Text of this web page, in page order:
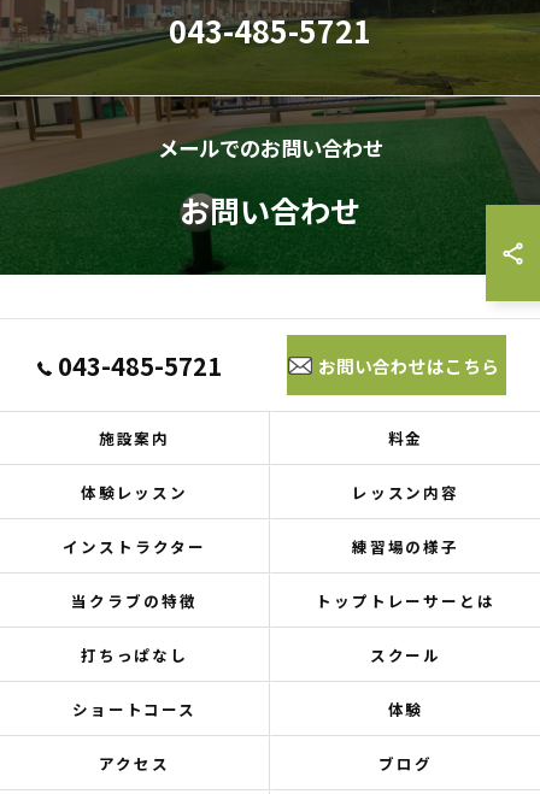
043-485-5721
メールでのお問い合わせ
お問い合わせ
043-485-5721 お問い合わせはこちら
施設案内 料金
体験レッスン レッスン内容
インストラクター 練習場の様子
当クラブの特徴 トップトレーサーとは
打ちっぱなし スクール
ショートコース 体験
アクセス ブログ